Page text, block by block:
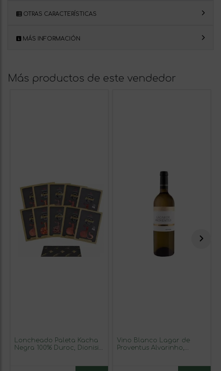
OTRAS CARACTERÍSTICAS
MÁS INFORMACIÓN
Más productos de este vendedor
Loncheado Paleta Kacha
Negra 100% Duroc, Dionisio
Vino Blanco Lagar de
Proventus Alvarinho,